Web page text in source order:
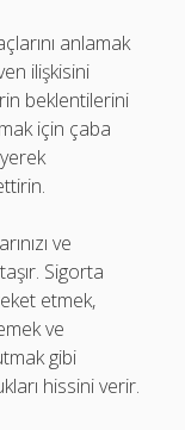
anlamak
ilişkisini
beklentilerini
için çaba
ve
Sigorta
etmek,
ve
gibi
hissini verir.